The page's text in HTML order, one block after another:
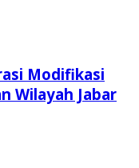
Modifikasi
Wilayah Jabar